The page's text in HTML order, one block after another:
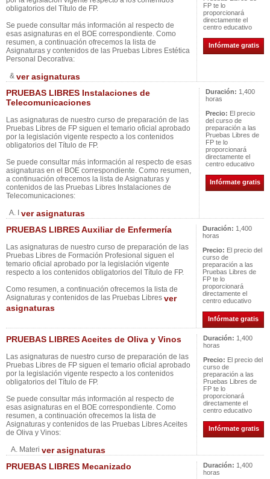
obligatorios del Título de FP.
Se puede consultar más información al respecto de
esas asignaturas en el BOE correspondiente. Como
resumen, a continuación ofrecemos la lista de
Asignaturas y contenidos de las Pruebas Libres Estética
Personal Decorativa:
& ver asignaturas
FP te lo
proporcionará
directamente el
centro educativo
Infórmate gratis
PRUEBAS LIBRES Instalaciones de
Telecomunicaciones
Las asignaturas de nuestro curso de preparación de las
Pruebas Libres de FP siguen el temario oficial aprobado
por la legislación vigente respecto a los contenidos
obligatorios del Título de FP.
Se puede consultar más información al respecto de esas
asignaturas en el BOE correspondiente. Como resumen,
a continuación ofrecemos la lista de Asignaturas y
contenidos de las Pruebas Libres Instalaciones de
Telecomunicaciones:
A. I ver asignaturas
Duración: 1,400
horas
Precio: El precio
del curso de
preparación a las
Pruebas Libres de
FP te lo
proporcionará
directamente el
centro educativo
Infórmate gratis
PRUEBAS LIBRES Auxiliar de Enfermería
Las asignaturas de nuestro curso de preparación de las
Pruebas Libres de Formación Profesional siguen el
temario oficial aprobado por la legislación vigente
respecto a los contenidos obligatorios del Título de FP.
Como resumen, a continuación ofrecemos la lista de
Asignaturas y contenidos de las Pruebas Libres ver
asignaturas
Duración: 1,400
horas
Precio: El precio del
curso de
preparación a las
Pruebas Libres de
FP te lo
proporcionará
directamente el
centro educativo
Infórmate gratis
PRUEBAS LIBRES Aceites de Oliva y Vinos
Las asignaturas de nuestro curso de preparación de las
Pruebas Libres de FP siguen el temario oficial aprobado
por la legislación vigente respecto a los contenidos
obligatorios del Título de FP.
Se puede consultar más información al respecto de
esas asignaturas en el BOE correspondiente. Como
resumen, a continuación ofrecemos la lista de
Asignaturas y contenidos de las Pruebas Libres Aceites
de Oliva y Vinos:
A. Materi ver asignaturas
Duración: 1,400
horas
Precio: El precio del
curso de
preparación a las
Pruebas Libres de
FP te lo
proporcionará
directamente el
centro educativo
Infórmate gratis
PRUEBAS LIBRES Mecanizado Duración: 1,400
horas